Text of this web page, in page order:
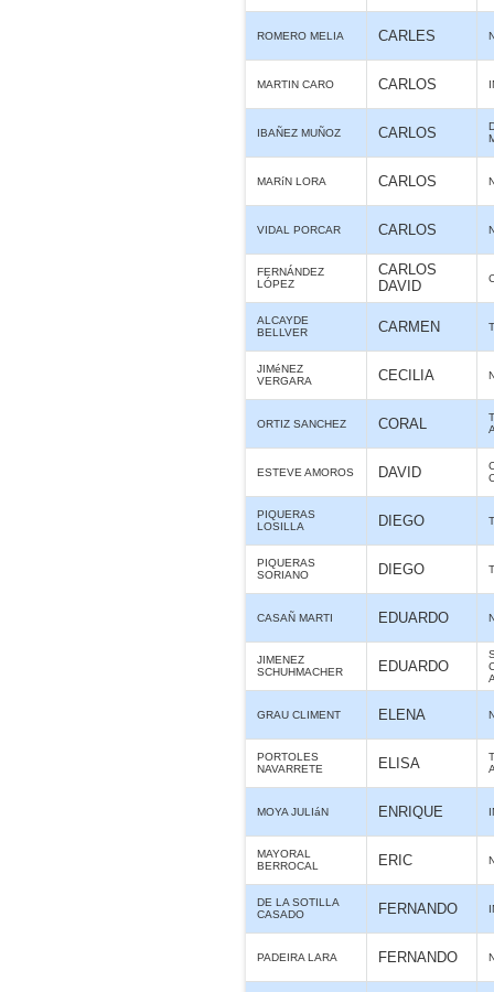
ROMERO MELIA CARLES
MARTIN CARO CARLOS
IBAÑEZ MUÑOZ CARLOS
MARíN LORA CARLOS
VIDAL PORCAR CARLOS
FERNÁNDEZ
LÓPEZ
CARLOS
DAVID
ALCAYDE
BELLVER
CARMEN
JIMéNEZ
VERGARA
CECILIA
ORTIZ SANCHEZ CORAL
ESTEVE AMOROS DAVID
PIQUERAS
LOSILLA
DIEGO
PIQUERAS
SORIANO
DIEGO
CASAÑ MARTI EDUARDO
JIMENEZ
SCHUHMACHER
EDUARDO
GRAU CLIMENT ELENA
PORTOLES
NAVARRETE
ELISA
MOYA JULIáN ENRIQUE
MAYORAL
BERROCAL
ERIC
DE LA SOTILLA
CASADO
FERNANDO
PADEIRA LARA FERNANDO